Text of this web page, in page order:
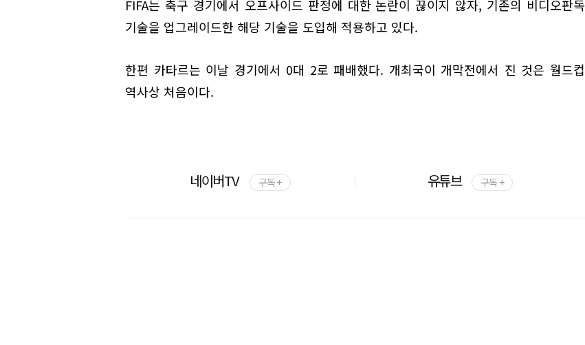
FIFA는 축구 경기에서 오프사이드 판정에 대한 논란이 끊이지 않자, 기존의 비디오판독
기술을 업그레이드한 해당 기술을 도입해 적용하고 있다.
한편 카타르는 이날 경기에서 0대 2로 패배했다. 개최국이 개막전에서 진 것은 월드컵
역사상 처음이다.
네이버TV 구독 + 유튜브 구독 +